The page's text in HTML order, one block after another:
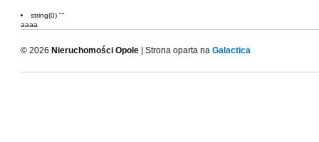
string(0) ""
aaaa
© 2026 Nieruchomości Opole | Strona oparta na Galactica